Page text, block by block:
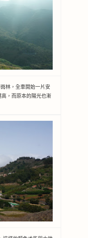
林，全車開始一片安
， 而原本的陽光也漸